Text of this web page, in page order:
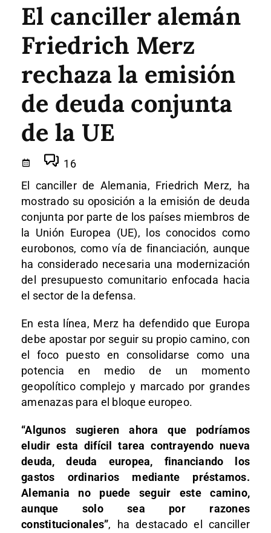
El canciller alemán
Friedrich Merz
rechaza la emisión
de deuda conjunta
de la UE
16
El canciller de Alemania, Friedrich Merz, ha
mostrado su oposición a la emisión de deuda
conjunta por parte de los países miembros de
la Unión Europea (UE), los conocidos como
eurobonos, como vía de financiación, aunque
ha considerado necesaria una modernización
del presupuesto comunitario enfocada hacia
el sector de la defensa.
En esta línea, Merz ha defendido que Europa
debe apostar por seguir su propio camino, con
el foco puesto en consolidarse como una
potencia en medio de un momento
geopolítico complejo y marcado por grandes
amenazas para el bloque europeo.
“Algunos sugieren ahora que podríamos
eludir esta difícil tarea contrayendo nueva
deuda, deuda europea, financiando los
gastos ordinarios mediante préstamos.
Alemania no puede seguir este camino,
aunque solo sea por razones
constitucionales”, ha destacado el canciller